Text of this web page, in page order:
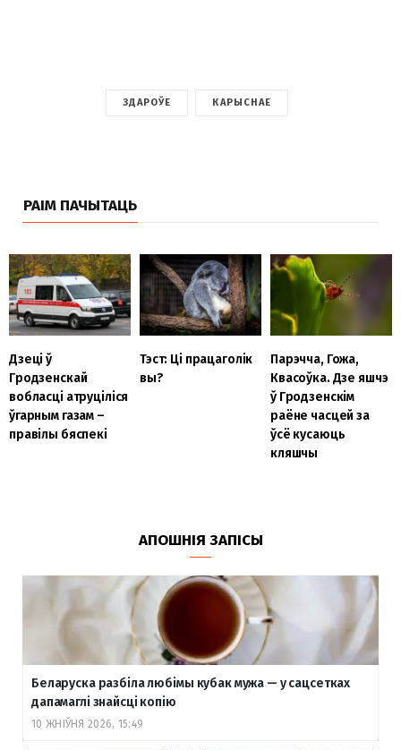
ЗДАРОЎЕ КАРЫСНАЕ
РАІМ ПАЧЫТАЦЬ
Дзеці ў
Гродзенскай
вобласці атруціліся
ўгарным газам –
правілы бяспекі
Тэст: Ці працаголік
вы?
Парэчча, Гожа,
Квасоўка. Дзе яшчэ
ў Гродзенскім
раёне часцей за
ўсё кусаюць
кляшчы
АПОШНІЯ ЗАПІСЫ
Беларуска разбіла любімы кубак мужа — у сацсетках
дапамаглі знайсці копію
10 ЖНІЎНЯ 2026, 15:49